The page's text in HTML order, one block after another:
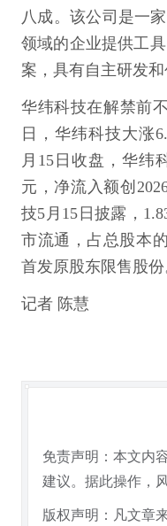
八成。该公司是一
领域的企业提供工
案，具有自主研发和
华纬科技在解禁前
日，华纬科技大涨
月15日收盘，华纬
元，净流入额创
技5月15日披露，
市流通，占总股本
首发原股东限售股份
记者 陈慧
免责声明：本文内
建议。据此操作，
版权声明：凡文章